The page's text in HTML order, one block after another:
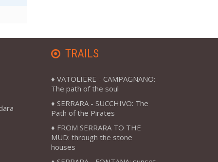
TRAILS
VATOLIERE - CAMPAGNANO:
The path of the soul
SERRARA - SUCCHIVO: The
Path of the Pirates
FROM SERRARA TO THE
MUD: through the stone
houses